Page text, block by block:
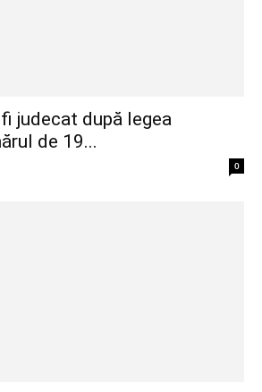
judecat după legea
de 19...
0